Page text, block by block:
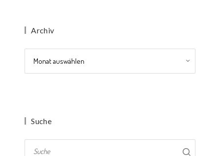
Archiv
Suche